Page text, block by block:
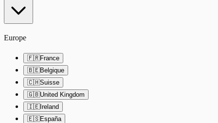
Europe
🇫🇷France
🇧🇪Belgique
🇨🇭Suisse
🇬🇧United Kingdom
🇮🇪Ireland
🇪🇸España